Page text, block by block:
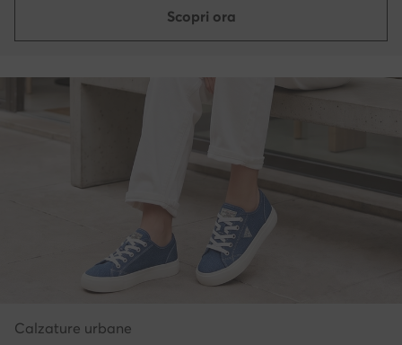
Scopri ora
Calzature urbane